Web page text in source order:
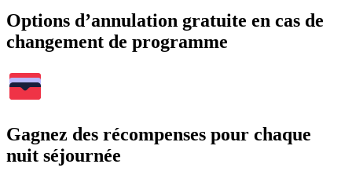
Options d’annulation gratuite en cas de
changement de programme
Gagnez des récompenses pour chaque
nuit séjournée